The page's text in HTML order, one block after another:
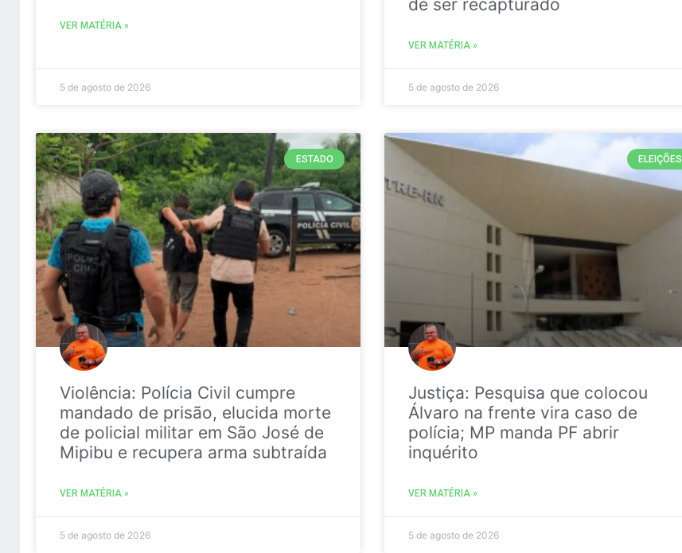
VER MATÉRIA »
5 de agosto de 2026
de ser recapturado
VER MATÉRIA »
5 de agosto de 2026
ESTADO
Violência: Polícia Civil cumpre
mandado de prisão, elucida morte
de policial militar em São José de
Mipibu e recupera arma subtraída
VER MATÉRIA »
5 de agosto de 2026
ELEIÇÕES
Justiça: Pesquisa que colocou
Álvaro na frente vira caso de
polícia; MP manda PF abrir
inquérito
VER MATÉRIA »
5 de agosto de 2026